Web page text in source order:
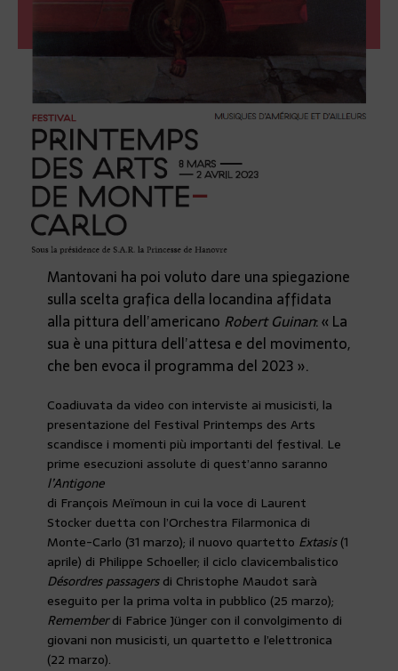
Mantovani ha poi voluto dare una spiegazione
sulla scelta grafica della locandina affidata
alla pittura dell’americano Robert Guinan: « La
sua è una pittura dell’attesa e del movimento,
che ben evoca il programma del 2023 ».
Coadiuvata da video con interviste ai musicisti, la
presentazione del Festival Printemps des Arts
scandisce i momenti più importanti del festival. Le
prime esecuzioni assolute di quest’anno saranno
l’Antigone
di François Meïmoun in cui la voce di Laurent
Stocker duetta con l’Orchestra Filarmonica di
Monte-Carlo (31 marzo); il nuovo quartetto Extasis(1
aprile) di Philippe Schoeller; il ciclo clavicembalistico
Désordres passagersdi Christophe Maudot sarà
eseguito per la prima volta in pubblico (25 marzo);
Rememberdi Fabrice Jünger con il convolgimento di
giovani non musicisti, un quartetto e l’elettronica
(22 marzo).